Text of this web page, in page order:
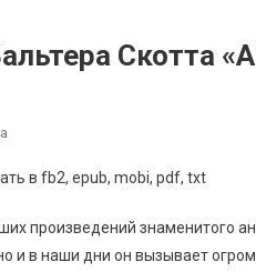
Скотта
произведений знаменитого
и в наши дни он вызывает